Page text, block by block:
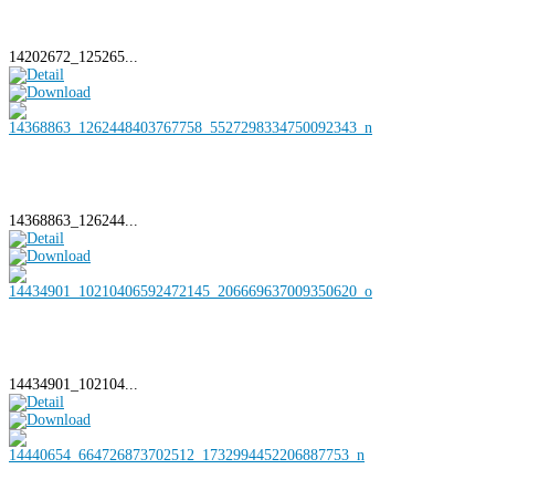
14202672_125265...
14368863_126244...
14434901_102104...